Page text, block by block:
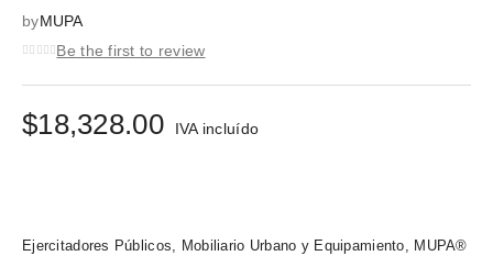
byMUPA
Be the first to review
$18,328.00 IVA incluído
Ejercitadores Públicos, Mobiliario Urbano y Equipamiento, MUPA®